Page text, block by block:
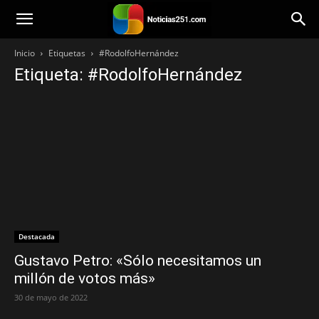
Noticias251
Inicio Etiquetas #RodolfoHernández
Etiqueta: #RodolfoHernández
Destacada
Gustavo Petro: «Sólo necesitamos un
millón de votos más»
30 de mayo de 2022